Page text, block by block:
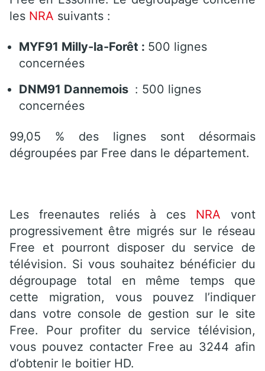
les NRA suivants :
MYF91 Milly-la-Forêt : 500 lignes
concernées
DNM91 Dannemois : 500 lignes
concernées
99,05 % des lignes sont désormais
dégroupées par Free dans le département.
Les freenautes reliés à ces NRA vont
progressivement être migrés sur le réseau
Free et pourront disposer du service de
télévision. Si vous souhaitez bénéficier du
dégroupage total en même temps que
cette migration, vous pouvez l’indiquer
dans votre console de gestion sur le site
Free. Pour profiter du service télévision,
vous pouvez contacter Free au 3244 afin
d’obtenir le boitier HD.